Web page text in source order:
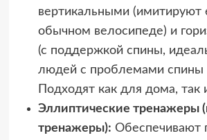
вертикальными (имитируют
обычном велосипеде) и
(с поддержкой спины,
людей с проблемами спины
Подходят как для дома, так
Эллиптические тренажеры
тренажеры): Обеспечивают